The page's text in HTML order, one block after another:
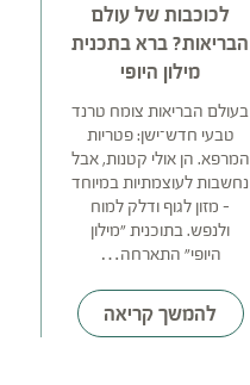
לכוכבות של עולם
הבריאות? ברא בתכנית
מילון היופי
בעולם הבריאות צומח טרנד
טבעי חדש־ישן: פטריות
המרפא. הן אולי קטנות, אבל
נחשבות לעוצמתיות במיוחד
– מזון לגוף ודלק למוח
ולנפש. בתוכנית "מילון
היופי" התארחה…
להמשך קריאה